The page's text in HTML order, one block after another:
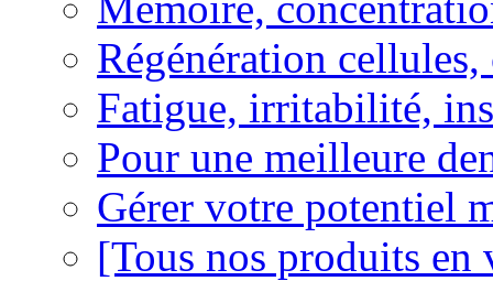
Régénération
Fatigue, irritabilité,
Pour une meilleure
Gérer votre potentiel
[Tous nos produits en